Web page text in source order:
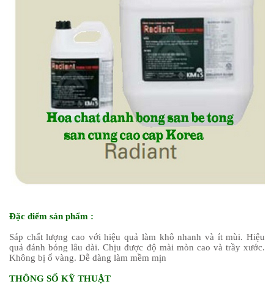
Đặc điểm sản phẩm :
Sáp chất lượng cao với hiệu quả làm khô nhanh và ít mùi. Hiệu
quả đánh bóng lâu dài. Chịu được độ mài mòn cao và trầy xước.
Không bị ố vàng. Dễ dàng làm mềm mịn
THÔNG SỐ KỸ THUẬT